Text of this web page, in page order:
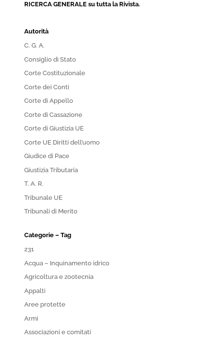
RICERCA GENERALE su tutta la Rivista.
Autorità
C. G. A.
Consiglio di Stato
Corte Costituzionale
Corte dei Conti
Corte di Appello
Corte di Cassazione
Corte di Giustizia UE
Corte UE Diritti dell’uomo
Giudice di Pace
Giustizia Tributaria
T. A. R.
Tribunale UE
Tribunali di Merito
Categorie – Tag
231
Acqua – Inquinamento idrico
Agricoltura e zootecnia
Appalti
Aree protette
Armi
Associazioni e comitati